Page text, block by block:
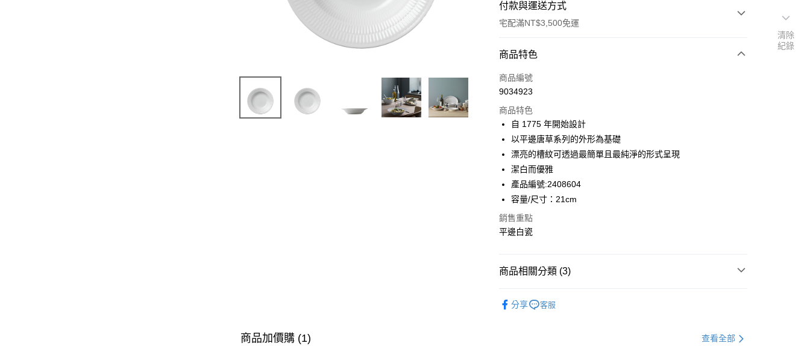
付款與運送方式
宅配滿NT$3,500免運
付款方式
信用卡一次付款
3 期 0 利率 每期 NT$600
合作金庫商業銀行
華南商業銀行
彰化商業銀行
國泰世華商業銀行
臺灣中小企業銀行
匯豐（台灣）商業銀行
聯邦商業銀行
玉山商業銀行
LINE Pay
運送方式
黑貓宅急便
商品特色
商品編號
9034923
商品特色
自 1775 年開始設計
以平邊唐草系列的外形為基礎
漂亮的槽紋可透過最簡單且最純淨的形式呈現
潔白而優雅
產品編號:2408604
容量/尺寸：21cm
銷售重點
平邊白瓷
商品相關分類 (3)
分享 客服
商品加價購 (1) 查看全部
清除
紀錄